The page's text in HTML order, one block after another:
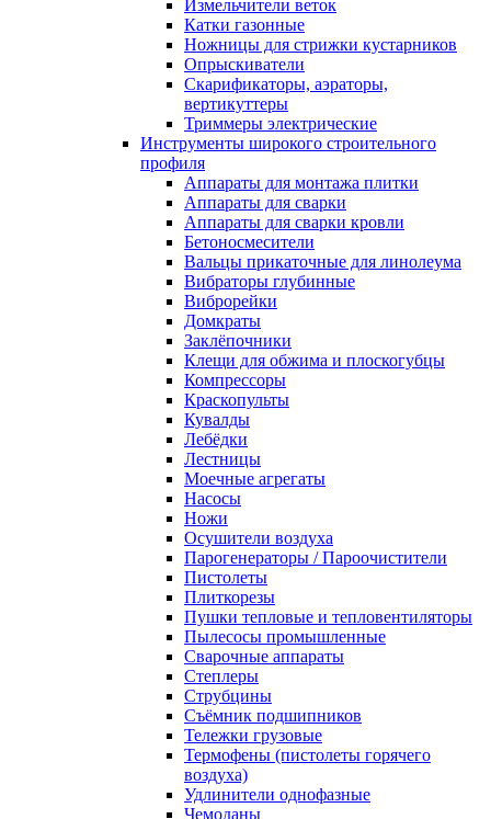
Измельчители веток
Катки газонные
Ножницы для стрижки кустарников
Опрыскиватели
Скарификаторы, аэраторы,
вертикуттеры
Триммеры электрические
Инструменты широкого строительного
профиля
Аппараты для монтажа плитки
Аппараты для сварки
Аппараты для сварки кровли
Бетоносмесители
Вальцы прикаточные для линолеума
Вибраторы глубинные
Виброрейки
Домкраты
Заклёпочники
Клещи для обжима и плоскогубцы
Компрессоры
Краскопульты
Кувалды
Лебёдки
Лестницы
Моечные агрегаты
Насосы
Ножи
Осушители воздуха
Парогенераторы / Пароочистители
Пистолеты
Плиткорезы
Пушки тепловые и тепловентиляторы
Пылесосы промышленные
Сварочные аппараты
Степлеры
Струбцины
Съёмник подшипников
Тележки грузовые
Термофены (пистолеты горячего
воздуха)
Удлинители однофазные
Чемоданы